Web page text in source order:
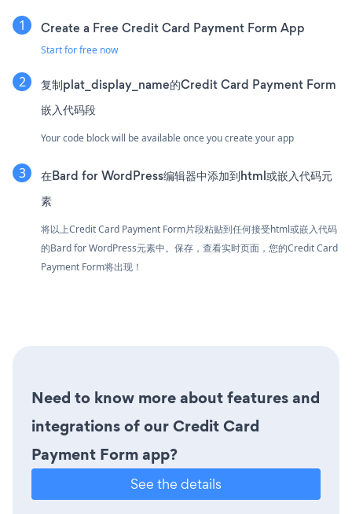
Create a Free Credit Card Payment Form App
Start for free now
复制plat_display_name的Credit Card Payment Form
嵌入代码段
Your code block will be available once you create your app
在Bard for WordPress编辑器中添加到html或嵌入代码元
素
将以上Credit Card Payment Form片段粘贴到任何接受html或嵌入代码
的Bard for WordPress元素中。保存，查看实时页面，您的Credit Card
Payment Form将出现！
Need to know more about features and
integrations of our Credit Card
Payment Form app?
See the details